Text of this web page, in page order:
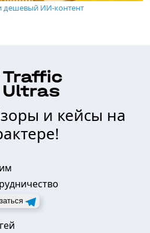
дешевый ИИ-контент
и кейсы на